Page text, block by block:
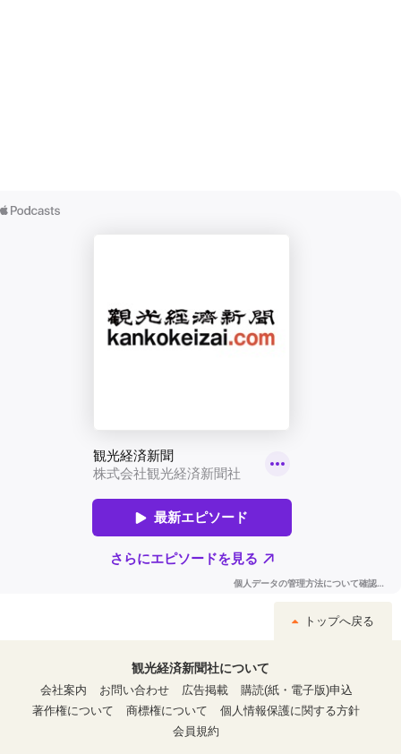
トップへ戻る
観光経済新聞社について
会社案内
お問い合わせ 広告掲載
購読(紙・電子版)申込
著作権について
商標権について
個人情報保護に関する方針
会員規約